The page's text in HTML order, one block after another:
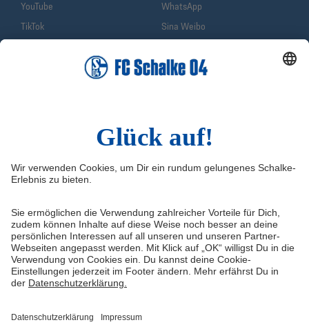
Erklärung zur Barrierefreiheit
Datenschutz
Haftungsausschluss
Cookie-Einstellungen
Tickets
ERWIN buchen
YouTube
WhatsApp
TikTok
Sina Weibo